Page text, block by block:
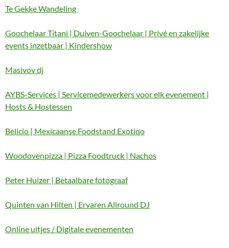
Te Gekke Wandeling
Goochelaar Titani | Duiven-Goochelaar | Privé en zakelijke
events inzetbaar | Kindershow
Masivov dj
AYBS-Services | Servicemedewerkers voor elk evenement |
Hosts & Hostessen
Belicio | Mexicaanse Foodstand Exotiqo
Woodovenpizza | Pizza Foodtruck | Nachos
Peter Huizer | Betaalbare fotograaf
Quinten van Hilten | Ervaren Allround DJ
Online uitjes / Digitale evenementen